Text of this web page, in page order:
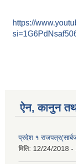
https://
ऐन, कानुन
प्रदेश १
मिति: 12/24/2018 -